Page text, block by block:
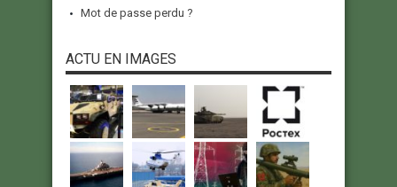
Mot de passe perdu ?
ACTU EN IMAGES